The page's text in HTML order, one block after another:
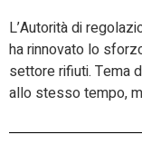
L’Autorità di
ha rinnovato lo
settore rifiuti. Tema
allo stesso tempo,